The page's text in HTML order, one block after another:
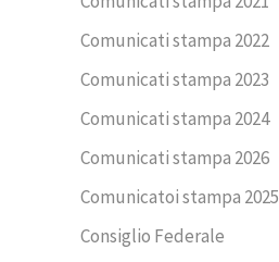
Comunicati stampa 2022
Comunicati stampa 2023
Comunicati stampa 2024
Comunicati stampa 2026
Comunicatoi stampa 2025
Consiglio Federale